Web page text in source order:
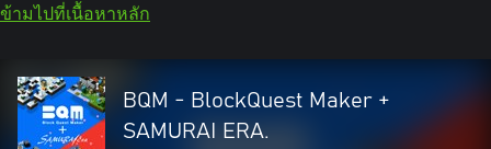
ข้ามไปที่เนื้อหาหลัก
BQM - BlockQuest Maker +
SAMURAI ERA.